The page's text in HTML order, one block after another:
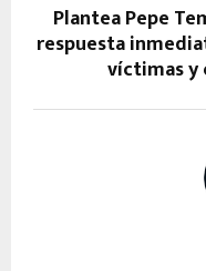
Plantea Pepe
respuesta
víctimas